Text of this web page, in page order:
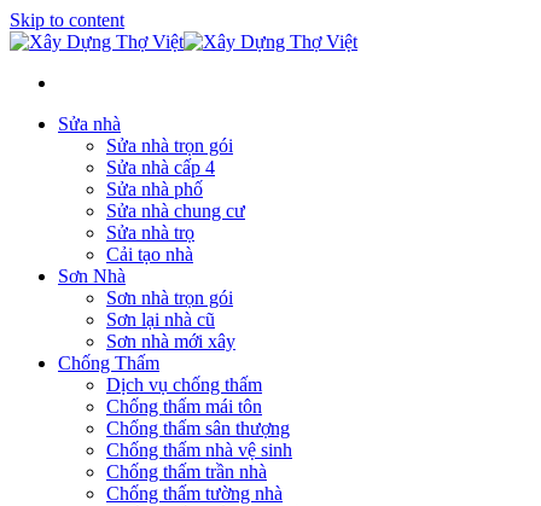
Skip to content
Sửa nhà
Sửa nhà trọn gói
Sửa nhà cấp 4
Sửa nhà phố
Sửa nhà chung cư
Sửa nhà trọ
Cải tạo nhà
Sơn Nhà
Sơn nhà trọn gói
Sơn lại nhà cũ
Sơn nhà mới xây
Chống Thấm
Dịch vụ chống thấm
Chống thấm mái tôn
Chống thấm sân thượng
Chống thấm nhà vệ sinh
Chống thấm trần nhà
Chống thấm tường nhà